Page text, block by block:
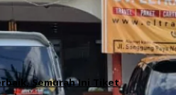
Semurah Ini Tiket